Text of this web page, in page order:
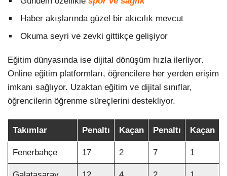
Haber akışlarında güzel bir akıcılık mevcut
Okuma seyri ve zevki gittikçe gelişiyor
Eğitim dünyasında ise dijital dönüşüm hızla ilerliyor.
Online eğitim platformları, öğrencilere her yerden erişim
imkanı sağlıyor. Uzaktan eğitim ve dijital sınıflar,
öğrencilerin öğrenme süreçlerini destekliyor.
Takımlar Penaltı Kaçan Penaltı Kaçan
Fenerbahçe 17 2 7 1